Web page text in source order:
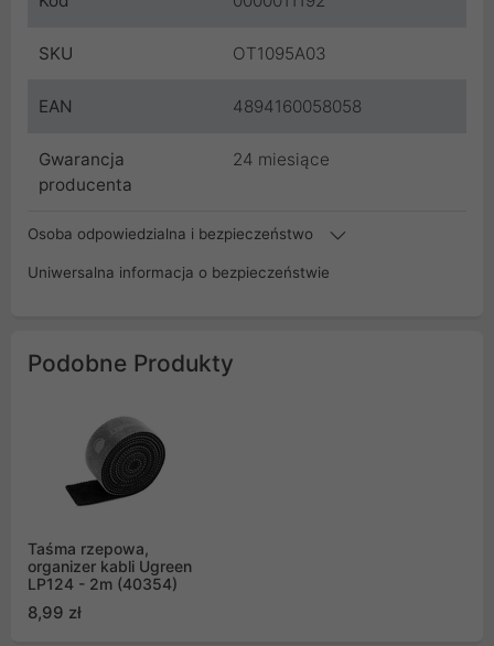
SKU OT1095A03
EAN 4894160058058
Gwarancja
producenta
24 miesiące
Osoba odpowiedzialna i bezpieczeństwo
Uniwersalna informacja o bezpieczeństwie
Podobne Produkty
Taśma rzepowa,
organizer kabli Ugreen
LP124 - 2m (40354)
8,99 zł